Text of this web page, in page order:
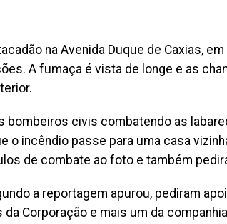
na Avenida Duque de Caxias,
A fumaça é vista de longe e as
bombeiros civis combatendo as
o incêndio passe para uma casa
de combate ao foto e também
a reportagem apurou, pediram
Corporação e mais um da